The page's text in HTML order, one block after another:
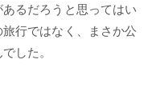
るだろうと思ってはい
行ではなく、まさか公
した。